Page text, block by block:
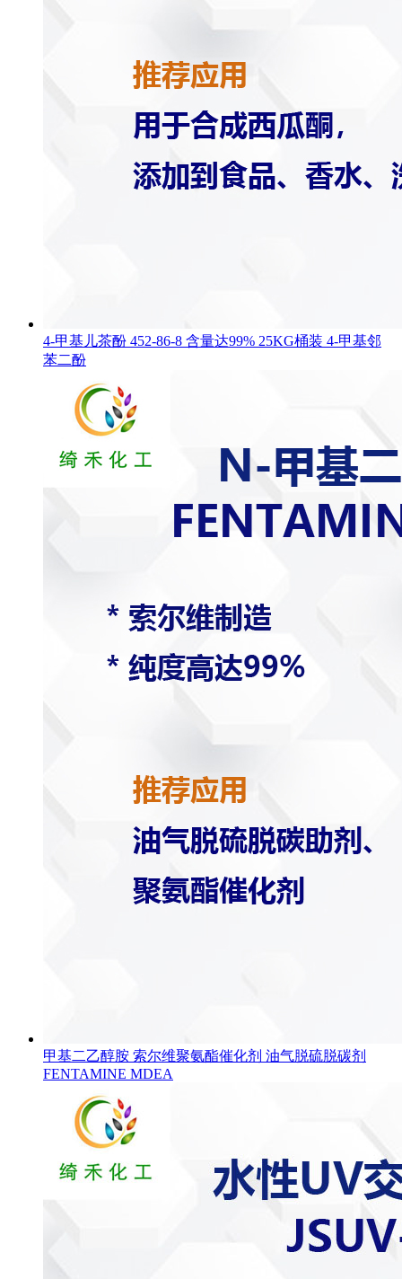
4-甲基儿茶酚 452-86-8 含量达99% 25KG桶装 4-甲基邻
苯二酚
甲基二乙醇胺 索尔维聚氨酯催化剂 油气脱硫脱碳剂
FENTAMINE MDEA